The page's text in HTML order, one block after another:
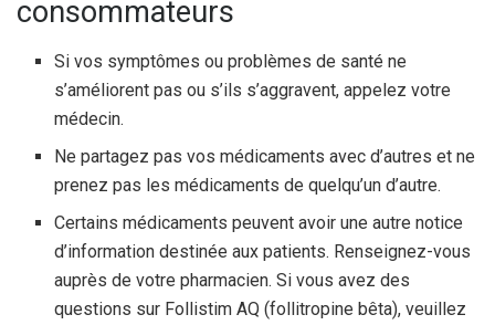
consommateurs
Si vos symptômes ou problèmes de santé ne
s’améliorent pas ou s’ils s’aggravent, appelez votre
médecin.
Ne partagez pas vos médicaments avec d’autres et ne
prenez pas les médicaments de quelqu’un d’autre.
Certains médicaments peuvent avoir une autre notice
d’information destinée aux patients. Renseignez-vous
auprès de votre pharmacien. Si vous avez des
questions sur Follistim AQ (follitropine bêta), veuillez